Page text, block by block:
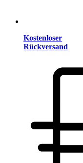
Kostenloser
Rückversand